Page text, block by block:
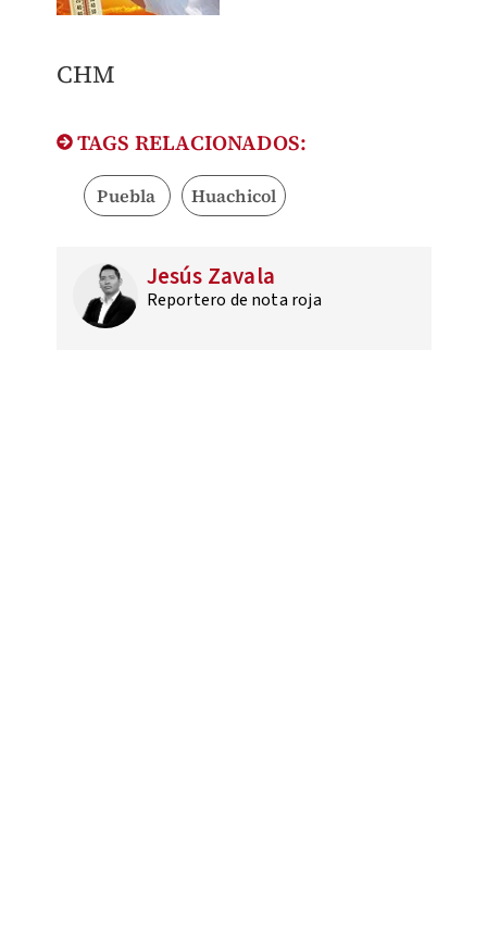
CHM
TAGS RELACIONADOS:
Puebla Huachicol
Jesús Zavala
Reportero de nota roja